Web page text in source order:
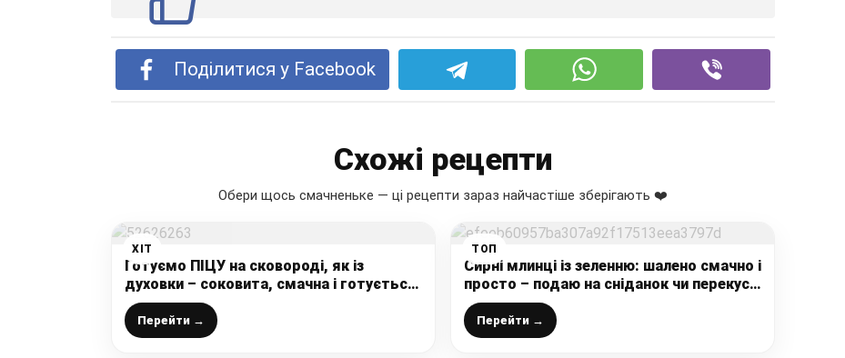
Поділитися у Facebook
Схожі рецепти
Обери щось смачненьке — ці рецепти зараз найчастіше зберігають ❤️
ХІТ
Готуємо ПІЦУ на сковороді, як із
духовки – соковита, смачна і готується
“на швидку руку”. Тісто без дріжджів та
розпушувача
Перейти →
ТОП
Сирні млинці із зеленню: шалено смачно і
просто – подаю на сніданок чи перекус,
подобаються всім
Перейти →